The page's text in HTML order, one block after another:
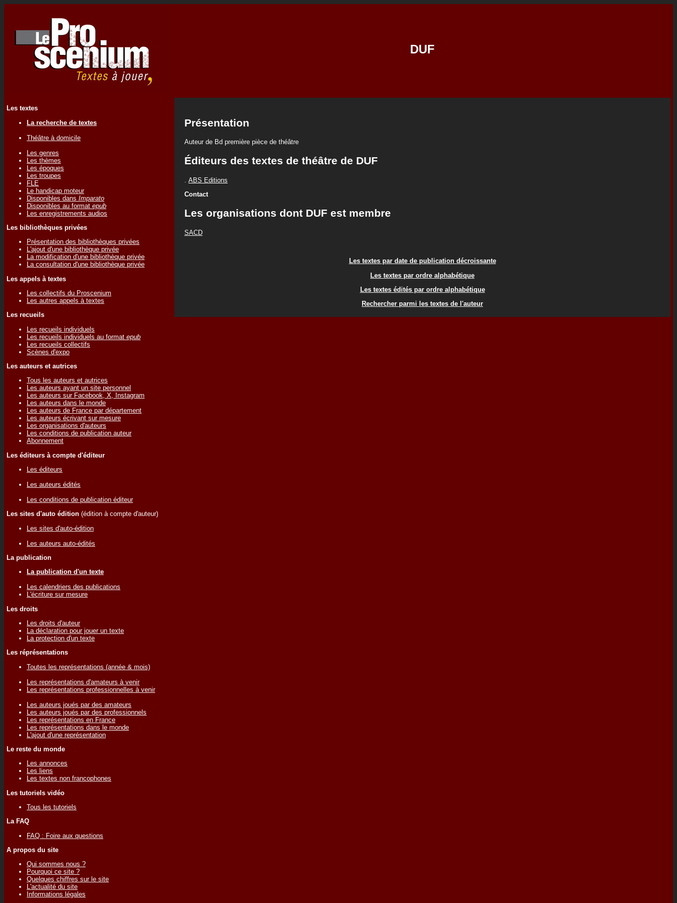
DUF
Les textes
La recherche de textes
Théâtre à domicile
Les genres
Les thèmes
Les époques
Les troupes
FLE
Le handicap moteur
Disponibles dans Imparato
Disponibles au format epub
Les enregistrements audios
Les bibliothèques privées
Présentation des bibliothèques privées
L'ajout d'une bibliothèque privée
La modification d'une bibliothèque privée
La consultation d'une bibliothèque privée
Les appels à textes
Les collectifs du Proscenium
Les autres appels à textes
Les recueils
Les recueils individuels
Les recueils individuels au format epub
Les recueils collectifs
Scènes d'expo
Les auteurs et autrices
Tous les auteurs et autrices
Les auteurs ayant un site personnel
Les auteurs sur Facebook, X, Instagram
Les auteurs dans le monde
Les auteurs de France par département
Les auteurs écrivant sur mesure
Les organisations d'auteurs
Les conditions de publication auteur
Abonnement
Les éditeurs à compte d'éditeur
Les éditeurs
Les auteurs édités
Les conditions de publication éditeur
Les sites d'auto édition (édition à compte d'auteur)
Les sites d'auto-édition
Les auteurs auto-édités
La publication
La publication d'un texte
Les calendriers des publications
L'écriture sur mesure
Les droits
Les droits d'auteur
La déclaration pour jouer un texte
La protection d'un texte
Les réprésentations
Toutes les représentations (année & mois)
Les représentations d'amateurs à venir
Les représentations professionnelles à venir
Les auteurs joués par des amateurs
Les auteurs joués par des professionnels
Les représentations en France
Les représentations dans le monde
L'ajout d'une représentation
Le reste du monde
Les annonces
Les liens
Les textes non francophones
Les tutoriels vidéo
Tous les tutoriels
La FAQ
FAQ : Foire aux questions
A propos du site
Qui sommes nous ?
Pourquoi ce site ?
Quelques chiffres sur le site
L'actualité du site
Informations légales
Présentation
Auteur de Bd première pièce de théâtre
Éditeurs des textes de théâtre de DUF
ABS Editions
Contact
Les organisations dont DUF est membre
SACD
Les textes par date de publication décroissante
Les textes par ordre alphabétique
Les textes édités par ordre alphabétique
Rechercher parmi les textes de l'auteur